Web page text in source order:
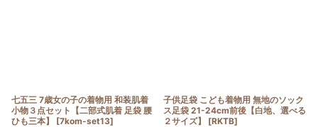
七五三 7歳女の子の着物用 和装肌着
小物３点セット【二部式肌着 足袋 腰
ひも三本】
[7kom-set13]
子供足袋 こども着物用 無地のソック
ス足袋 21-24cm前後【白地、選べる
２サイズ】
[RKTB]